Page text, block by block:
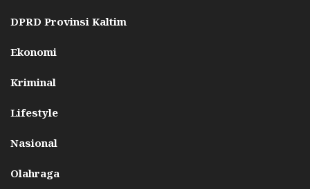
DPRD Provinsi Kaltim
Ekonomi
Kriminal
Lifestyle
Nasional
Olahraga